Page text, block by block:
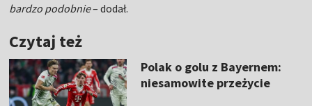
bardzo podobnie– dodał.
Czytaj też
Polak o golu z Bayernem:
niesamowite przeżycie